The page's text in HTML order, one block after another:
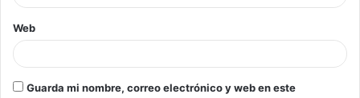
Web
Guarda mi nombre, correo electrónico y web en este